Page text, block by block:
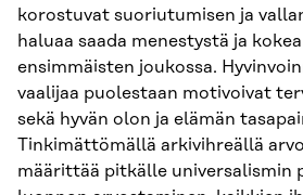
korostuvat suoriutumisen ja
haluaa saada menestystä ja
ensimmäisten joukossa.
vaalijaa puolestaan motivoivat
sekä hyvän olon ja elämän
Tinkimättömällä arkivihreällä
määrittää pitkälle universalismin